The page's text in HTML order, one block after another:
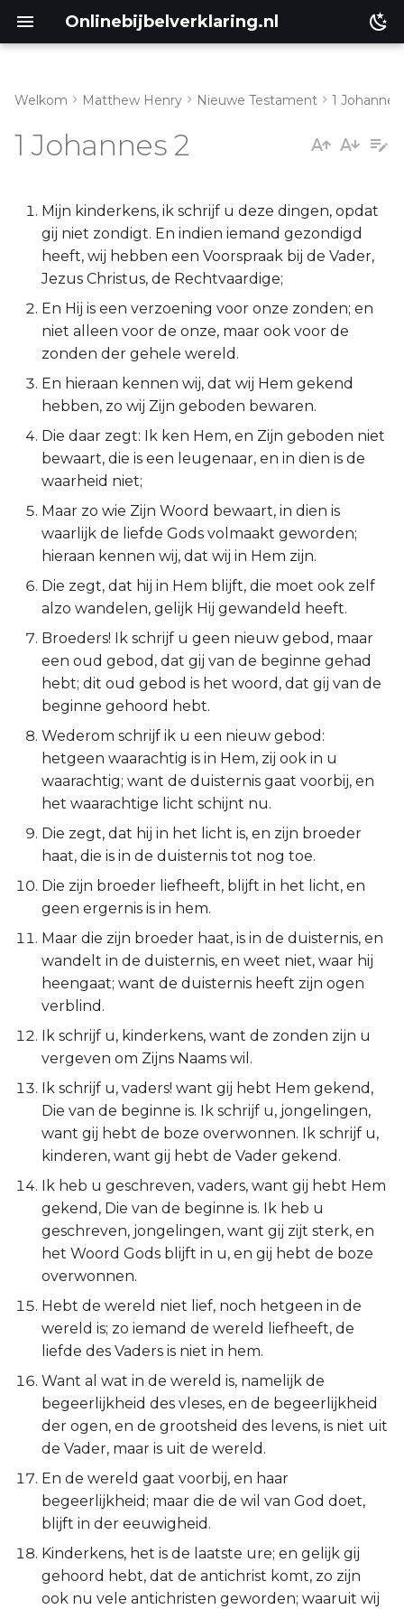
Onlinebijbelverklaring.nl
Leviticus
Numeri
Deuteronomium
Richteren
Ruth
1 Samuël
2 Samuël
1 Koningen
2 Koningen
1 Kronieken
2 Kronieken
Ezra
Nehémia
Esther
Psalmen
Spreuken
Prediker
Hooglied
Jesaja
Jeremía
Klaagliederen
Ezechiël
Daniël
Joël
Amos
Obadja
Jona
Nahum
1 Johannes 2:3-6
1 Johannes 2:7-11
1 Johannes 2:12-17
1 Johannes 2:18-19
1 Johannes 2:20-27
1 Johannes 2:28-29
Welkom Matthew Henry Nieuwe Testament 1 Johannes
1 Johannes 2
Mijn kinderkens, ik schrijf u deze dingen, opdat
gij niet zondigt. En indien iemand gezondigd
heeft, wij hebben een Voorspraak bij de Vader,
Jezus Christus, de Rechtvaardige;
En Hij is een verzoening voor onze zonden; en
niet alleen voor de onze, maar ook voor de
zonden der gehele wereld.
En hieraan kennen wij, dat wij Hem gekend
hebben, zo wij Zijn geboden bewaren.
Die daar zegt: Ik ken Hem, en Zijn geboden niet
bewaart, die is een leugenaar, en in dien is de
waarheid niet;
Maar zo wie Zijn Woord bewaart, in dien is
waarlijk de liefde Gods volmaakt geworden;
hieraan kennen wij, dat wij in Hem zijn.
Die zegt, dat hij in Hem blijft, die moet ook zelf
alzo wandelen, gelijk Hij gewandeld heeft.
Broeders! Ik schrijf u geen nieuw gebod, maar
een oud gebod, dat gij van de beginne gehad
hebt; dit oud gebod is het woord, dat gij van de
beginne gehoord hebt.
Wederom schrijf ik u een nieuw gebod:
hetgeen waarachtig is in Hem, zij ook in u
waarachtig; want de duisternis gaat voorbij, en
het waarachtige licht schijnt nu.
Die zegt, dat hij in het licht is, en zijn broeder
haat, die is in de duisternis tot nog toe.
Die zijn broeder liefheeft, blijft in het licht, en
geen ergernis is in hem.
Maar die zijn broeder haat, is in de duisternis, en
wandelt in de duisternis, en weet niet, waar hij
heengaat; want de duisternis heeft zijn ogen
verblind.
Ik schrijf u, kinderkens, want de zonden zijn u
vergeven om Zijns Naams wil.
Ik schrijf u, vaders! want gij hebt Hem gekend,
Die van de beginne is. Ik schrijf u, jongelingen,
want gij hebt de boze overwonnen. Ik schrijf u,
kinderen, want gij hebt de Vader gekend.
Ik heb u geschreven, vaders, want gij hebt Hem
gekend, Die van de beginne is. Ik heb u
geschreven, jongelingen, want gij zijt sterk, en
het Woord Gods blijft in u, en gij hebt de boze
overwonnen.
Hebt de wereld niet lief, noch hetgeen in de
wereld is; zo iemand de wereld liefheeft, de
liefde des Vaders is niet in hem.
Want al wat in de wereld is, namelijk de
begeerlijkheid des vleses, en de begeerlijkheid
der ogen, en de grootsheid des levens, is niet uit
de Vader, maar is uit de wereld.
En de wereld gaat voorbij, en haar
begeerlijkheid; maar die de wil van God doet,
blijft in der eeuwigheid.
Kinderkens, het is de laatste ure; en gelijk gij
gehoord hebt, dat de antichrist komt, zo zijn
ook nu vele antichristen geworden; waaruit wij